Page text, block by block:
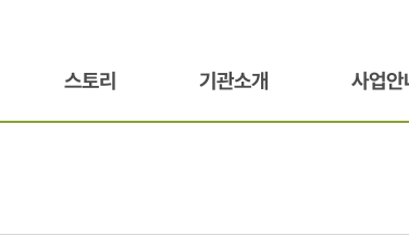
스토리 기관소개 사업안